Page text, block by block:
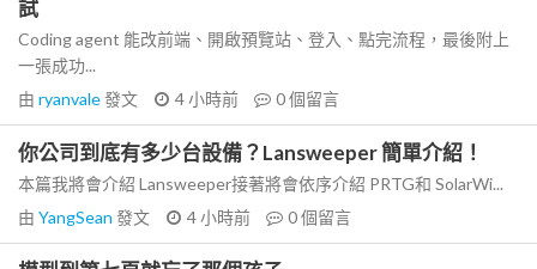
試
Coding agent 能改前端、開啟預覽站、登入、點完流程，最後附上
一張成功...
由 ryanvale發文 4 小時前 0個留言
你公司到底有多少台設備？Lansweeper 簡單介紹！
本篇我將會介紹 Lansweeper接著將會依序介紹 PRTG和 SolarWi...
由 YangSean 發文 4 小時前 0個留言